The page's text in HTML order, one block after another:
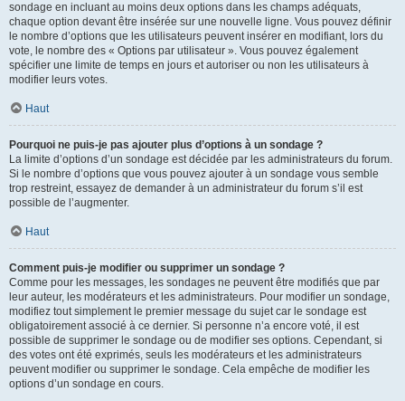
sondage en incluant au moins deux options dans les champs adéquats,
chaque option devant être insérée sur une nouvelle ligne. Vous pouvez définir
le nombre d’options que les utilisateurs peuvent insérer en modifiant, lors du
vote, le nombre des « Options par utilisateur ». Vous pouvez également
spécifier une limite de temps en jours et autoriser ou non les utilisateurs à
modifier leurs votes.
Haut
Pourquoi ne puis-je pas ajouter plus d’options à un sondage ?
La limite d’options d’un sondage est décidée par les administrateurs du forum.
Si le nombre d’options que vous pouvez ajouter à un sondage vous semble
trop restreint, essayez de demander à un administrateur du forum s’il est
possible de l’augmenter.
Haut
Comment puis-je modifier ou supprimer un sondage ?
Comme pour les messages, les sondages ne peuvent être modifiés que par
leur auteur, les modérateurs et les administrateurs. Pour modifier un sondage,
modifiez tout simplement le premier message du sujet car le sondage est
obligatoirement associé à ce dernier. Si personne n’a encore voté, il est
possible de supprimer le sondage ou de modifier ses options. Cependant, si
des votes ont été exprimés, seuls les modérateurs et les administrateurs
peuvent modifier ou supprimer le sondage. Cela empêche de modifier les
options d’un sondage en cours.